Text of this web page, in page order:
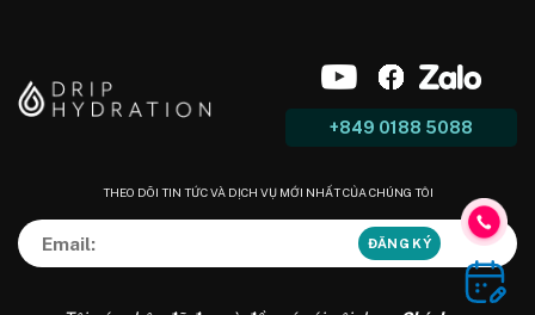
+849 0188 5088
THEO DÕI TIN TỨC VÀ DỊCH VỤ MỚI NHẤT CỦA CHÚNG TÔI